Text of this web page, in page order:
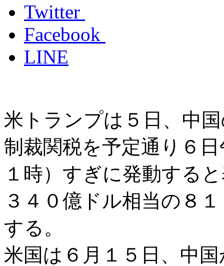
Twitter
Facebook
LINE
米トランプは５日、中
制裁関税を予定通り６
１時）すぎに発動する
３４０億ドル相当の８
する。
米国は６月１５日、中